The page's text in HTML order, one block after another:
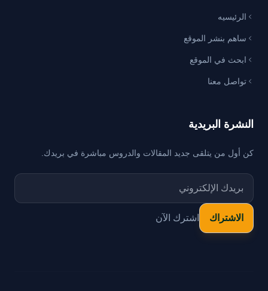
الرئيسيه
ساهم بنشر الموقع
ابحث في الموقع
تواصل معنا
النشرة البريدية
كن أول من يتلقى جديد المقالات والدروس مباشرة في بريدك.
اشترك الآن